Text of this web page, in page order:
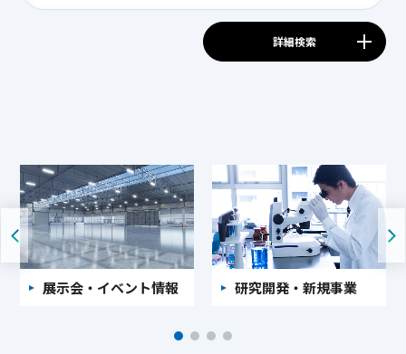
詳細検索
展示会・イベント情報 研究開発・新規事業